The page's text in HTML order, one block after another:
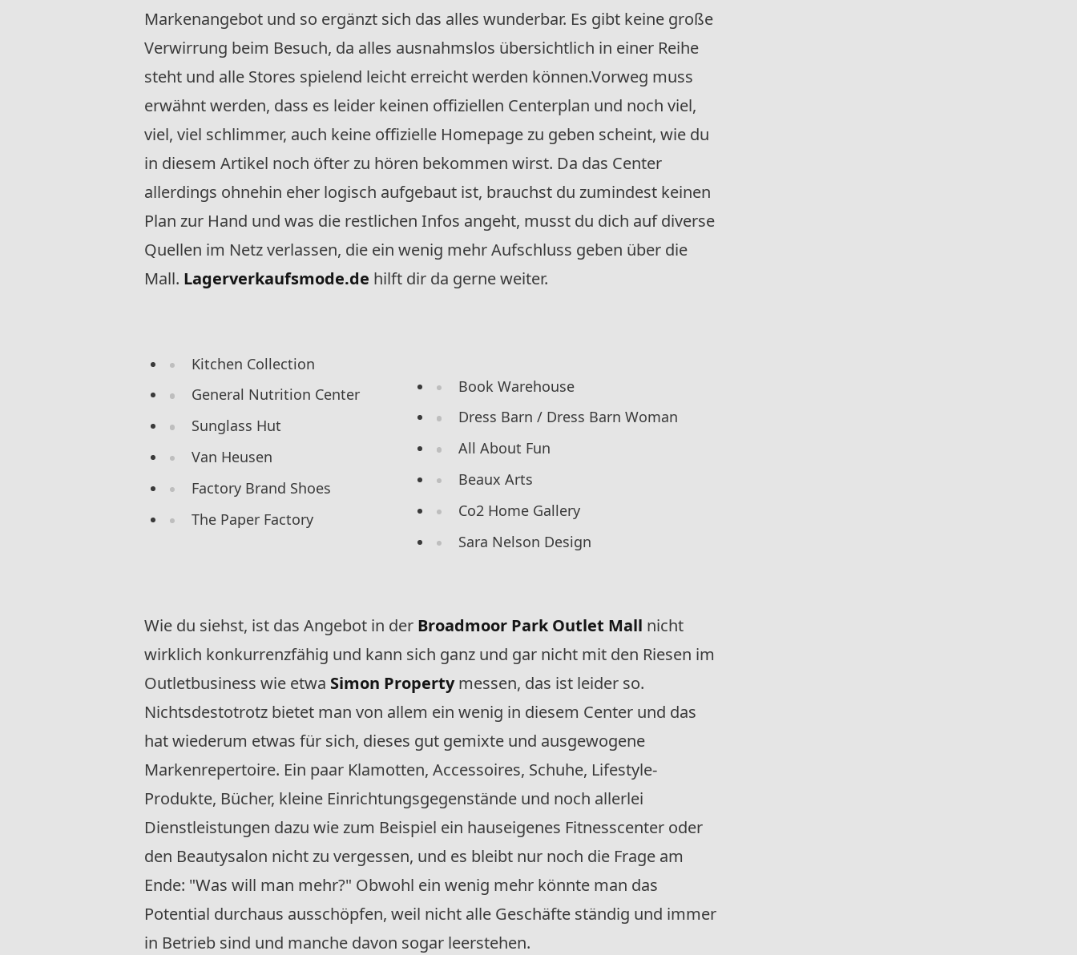
Markenangebot und so ergänzt sich das alles wunderbar. Es gibt keine große
Verwirrung beim Besuch, da alles ausnahmslos übersichtlich in einer Reihe
steht und alle Stores spielend leicht erreicht werden können.Vorweg muss
erwähnt werden, dass es leider keinen offiziellen Centerplan und noch viel,
viel, viel schlimmer, auch keine offizielle Homepage zu geben scheint, wie du
in diesem Artikel noch öfter zu hören bekommen wirst. Da das Center
allerdings ohnehin eher logisch aufgebaut ist, brauchst du zumindest keinen
Plan zur Hand und was die restlichen Infos angeht, musst du dich auf diverse
Quellen im Netz verlassen, die ein wenig mehr Aufschluss geben über die
Mall. Lagerverkaufsmode.de hilft dir da gerne weiter.
Kitchen Collection
General Nutrition Center
Sunglass Hut
Van Heusen
Factory Brand Shoes
The Paper Factory
Book Warehouse
Dress Barn / Dress Barn Woman
All About Fun
Beaux Arts
Co2 Home Gallery
Sara Nelson Design
Wie du siehst, ist das Angebot in der Broadmoor Park Outlet Mall nicht
wirklich konkurrenzfähig und kann sich ganz und gar nicht mit den Riesen im
Outletbusiness wie etwa Simon Propertymessen, das ist leider so.
Nichtsdestotrotz bietet man von allem ein wenig in diesem Center und das
hat wiederum etwas für sich, dieses gut gemixte und ausgewogene
Markenrepertoire. Ein paar Klamotten, Accessoires, Schuhe, Lifestyle-
Produkte, Bücher, kleine Einrichtungsgegenstände und noch allerlei
Dienstleistungen dazu wie zum Beispiel ein hauseigenes Fitnesscenter oder
den Beautysalon nicht zu vergessen, und es bleibt nur noch die Frage am
Ende: "Was will man mehr?" Obwohl ein wenig mehr könnte man das
Potential durchaus ausschöpfen, weil nicht alle Geschäfte ständig und immer
in Betrieb sind und manche davon sogar leerstehen.